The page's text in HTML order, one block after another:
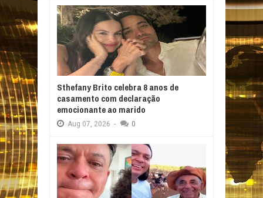
Sthefany Brito celebra 8 anos de
casamento com declaração
emocionante ao marido
Aug 07, 2026 - 0